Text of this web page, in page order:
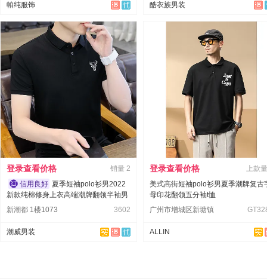
帕纯服饰 酷衣族男装
登录查看价格 销量 2
夏季短袖polo衫男2022
新款纯棉修身上衣高端潮牌翻领半袖男
士t恤
新潮都 1楼1073 3602
潮威男装
登录查看价格
上款
美式高街短袖polo衫男夏季潮牌复古
母印花翻领五分袖t恤
广州市增城区新塘镇
ALLIN